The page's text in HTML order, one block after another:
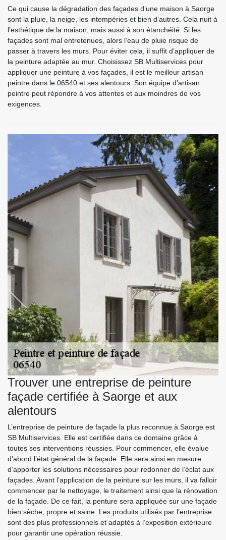
Ce qui cause la dégradation des façades d’une maison à Saorge
sont la pluie, la neige, les intempéries et bien d’autres. Cela nuit à
l’esthétique de la maison, mais aussi à son étanchéité. Si les
façades sont mal entretenues, alors l’eau de pluie risque de
passer à travers les murs. Pour éviter cela, il suffit d’appliquer de
la peinture adaptée au mur. Choisissez SB Multiservices pour
appliquer une peinture à vos façades, il est le meilleur artisan
peintre dans le 06540 et ses alentours. Son équipe d’artisan
peintre peut répondre à vos attentes et aux moindres de vos
exigences.
Trouver une entreprise de peinture
façade certifiée à Saorge et aux
alentours
L’entreprise de peinture de façade la plus reconnue à Saorge est
SB Multiservices. Elle est certifiée dans ce domaine grâce à
toutes ses interventions réussies. Pour commencer, elle évalue
d’abord l’état général de la façade. Elle sera ainsi en mesure
d’apporter les solutions nécessaires pour redonner de l’éclat aux
façades. Avant l’application de la peinture sur les murs, il va falloir
commencer par le nettoyage, le traitement ainsi que la rénovation
de la façade. De ce fait, la penture sera appliquée sur une façade
bien sèche, propre et saine. Les produits utilisés par l’entreprise
sont des plus professionnels et adaptés à l’exposition extérieure
pour garantir une opération réussie.